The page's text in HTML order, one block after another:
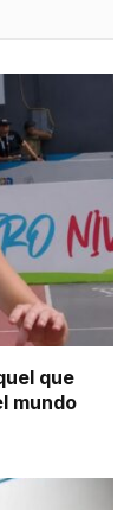
que
mundo